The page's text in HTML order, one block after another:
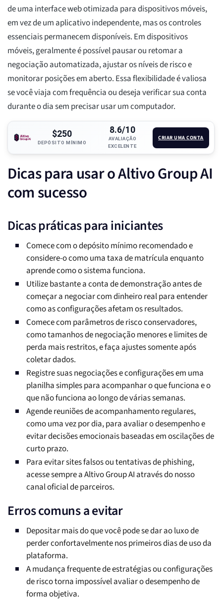
de uma interface web otimizada para dispositivos móveis,
em vez de um aplicativo independente, mas os controles
essenciais permanecem disponíveis. Em dispositivos
móveis, geralmente é possível pausar ou retomar a
negociação automatizada, ajustar os níveis de risco e
monitorar posições em aberto. Essa flexibilidade é valiosa
se você viaja com frequência ou deseja verificar sua conta
durante o dia sem precisar usar um computador.
$250
DEPÓSITO MÍNIMO
8.6/10
AVALIAÇÃO
EXCELENTE
CRIAR UMA CONTA
Dicas para usar o Altivo Group AI
com sucesso
Dicas práticas para iniciantes
Comece com o depósito mínimo recomendado e
considere-o como uma taxa de matrícula enquanto
aprende como o sistema funciona.
Utilize bastante a conta de demonstração antes de
começar a negociar com dinheiro real para entender
como as configurações afetam os resultados.
Comece com parâmetros de risco conservadores,
como tamanhos de negociação menores e limites de
perda mais restritos, e faça ajustes somente após
coletar dados.
Registre suas negociações e configurações em uma
planilha simples para acompanhar o que funciona e o
que não funciona ao longo de várias semanas.
Agende reuniões de acompanhamento regulares,
como uma vez por dia, para avaliar o desempenho e
evitar decisões emocionais baseadas em oscilações de
curto prazo.
Para evitar sites falsos ou tentativas de phishing,
acesse sempre a Altivo Group AI através do nosso
canal oficial de parceiros.
Erros comuns a evitar
Depositar mais do que você pode se dar ao luxo de
perder confortavelmente nos primeiros dias de uso da
plataforma.
A mudança frequente de estratégias ou configurações
de risco torna impossível avaliar o desempenho de
forma objetiva.